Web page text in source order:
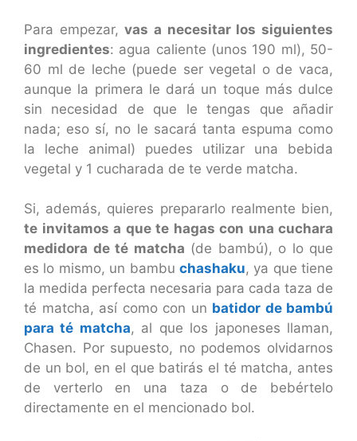
Para empezar,vas a necesitar los siguientes
ingredientes: agua caliente (unos 190 ml), 50-
60 ml de leche (puede ser vegetal o de vaca,
aunque la primera le dará un toque más dulce
sin necesidad de que le tengas que añadir
nada; eso sí, no le sacará tanta espuma como
la leche animal) puedes utilizar una bebida
vegetal y 1 cucharada de te verde matcha.
Si, además, quieres prepararlo realmente bien,
te invitamos a que te hagas con una cuchara
medidora de té matcha (de bambú), o lo que
es lo mismo, un bambu chashaku, ya que tiene
la medida perfecta necesaria para cada taza de
té matcha, así como con un batidor de bambú
para té matcha, al que los japoneses llaman,
Chasen. Por supuesto, no podemos olvidarnos
de un bol, en el que batirás el té matcha, antes
de verterlo en una taza o de bebértelo
directamente en el mencionado bol.